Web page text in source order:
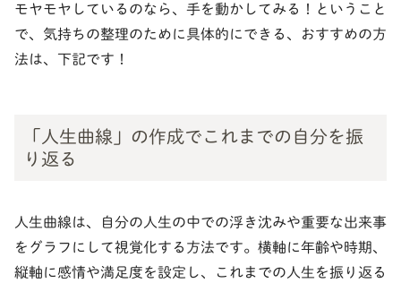
モヤモヤしているのなら、手を動かしてみる！ということ
で、気持ちの整理のために具体的にできる、おすすめの方
法は、下記です！
「人生曲線」の作成でこれまでの自分を振
り返る
人生曲線は、自分の人生の中での浮き沈みや重要な出来事
をグラフにして視覚化する方法です。横軸に年齢や時期、
縦軸に感情や満足度を設定し、これまでの人生を振り返る